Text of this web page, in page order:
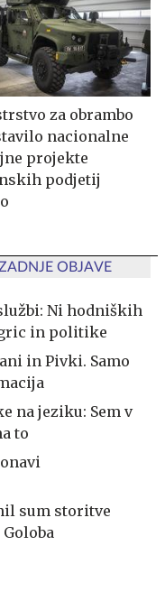
za obrambo
nacionalne
projekte
podjetij
OBJAVE
Ni hodniških
in politike
in Pivki. Samo
na jeziku: Sem v
to
sum storitve